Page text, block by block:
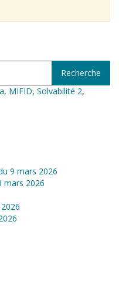
, MIFID, Solvabilité 2,
9 mars 2026
mars 2026